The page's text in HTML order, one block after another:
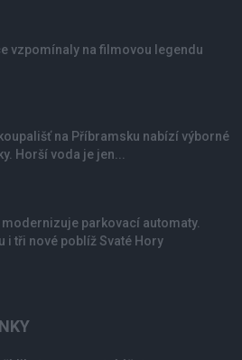
vzpomínaly na filmovou legendu
na Příbramsku nabízí výborné
Horší voda je jen...
parkovací automaty.
i tři nové poblíž Svaté Hory